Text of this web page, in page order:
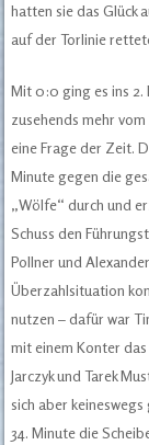
hatten sie das Glück
auf der Torlinie
Mit 0:0 ging es ins
zusehends mehr
eine Frage der Zeit.
Minute gegen die
„Wölfe“ durch und
Schuss den
Pollner und
Überzahlsituation
nutzen – dafür war
mit einem Konter
Jarczyk und Tarek
sich aber
34. Minute die